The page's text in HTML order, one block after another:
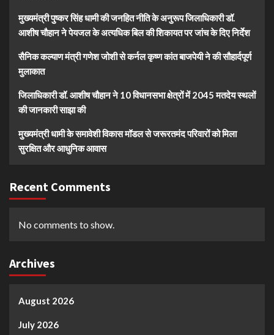
मुख्यमंत्री पुष्कर सिंह धामी की जनहित नीति के अनुरूप जिलाधिकारी डॉ.
आशीष चौहान ने पेयजल के अत्यधिक बिल की शिकायत पर जांच के दिए निर्देश
सैनिक कल्याण मंत्री गणेश जोशी से कर्नल कृष्ण कांत बाजपेयी ने की सौहार्दपूर्ण
मुलाकात
जिलाधिकारी डॉ. आशीष चौहान ने 10 विधानसभा क्षेत्रों में 2045 मतदेय स्थलों
की जानकारी साझा की
मुख्यमंत्री धामी के समावेशी विकास मॉडल से जरूरतमंद परिवारों को मिला
सुरक्षित और आधुनिक आवास
Recent Comments
No comments to show.
Archives
August 2026
July 2026